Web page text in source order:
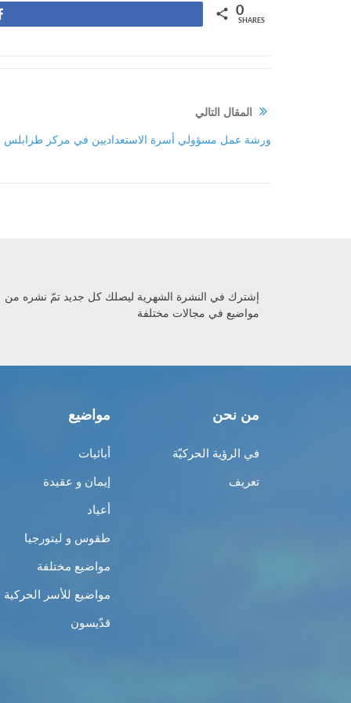
0
SHARES
المقال التالي
ورشة عمل مسؤولي أسرة الاستعداديين في مركز طرابلس
إشترك في النشرة الشهرية ليصلك كل جديد تمّ نشره من
مواضيع في مجالات مختلفة
من نحن
في الرؤية الحركيّة
تعريف
مواضيع
أبائيات
إيمان و عقيدة
أعياد
طقوس و ليتورجيا
مواضيع مختلفة
مواضيع للأسر الحركية
قدّيسون